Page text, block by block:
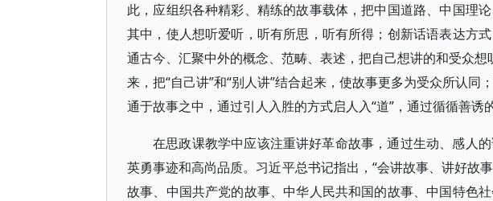
此，应组织各种精彩、精练的故事载体，把中国道路、中国理
其中，使人想听爱听，听有所思，听有所得；创新话语表达方
通古今、汇聚中外的概念、范畴、表述，把自己想讲的和受众想
来，把“自己讲”和“别人讲”结合起来，使故事更多为受众所认同
通于故事之中，通过引人入胜的方式启人入“道”，通过循循善诱的
在思政课教学中应该注重讲好革命故事，通过生动、感人
英勇事迹和高尚品质。习近平总书记指出，“会讲故事、讲好故
故事、中国共产党的故事、中华人民共和国的故事、中国特色